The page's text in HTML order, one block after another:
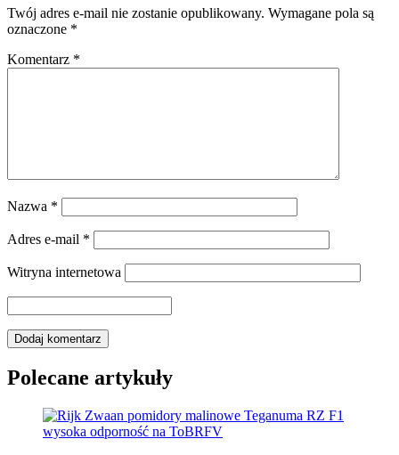
Twój adres e-mail nie zostanie opublikowany. Wymagane pola są
oznaczone *
Komentarz *
Nazwa *
Adres e-mail *
Witryna internetowa
Polecane artykuły